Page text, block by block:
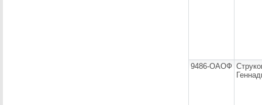
9486-ОАОФ